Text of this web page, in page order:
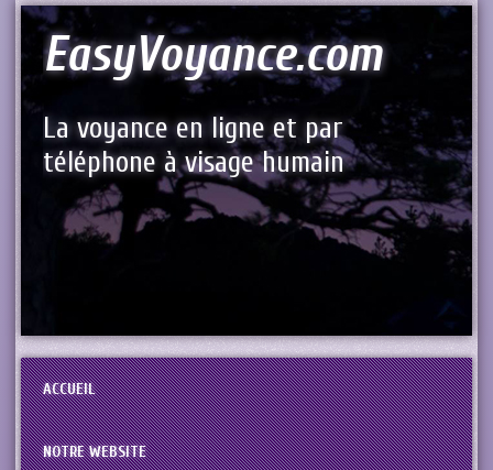
EasyVoyance.com
La voyance en ligne et par
téléphone à visage humain
ACCUEIL
NOTRE WEBSITE